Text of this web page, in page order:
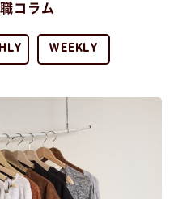
コラム
WEEKLY